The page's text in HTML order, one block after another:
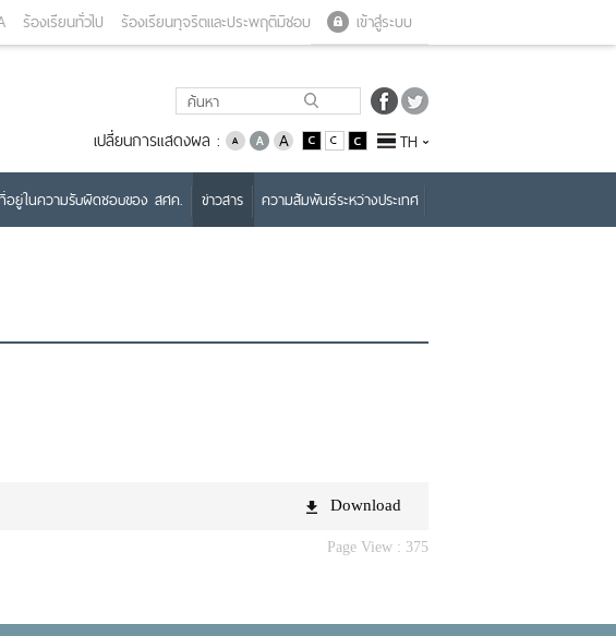
เข้าสู่ระบบ
ร้องเรียนทั่วไป ร้องเรียนทุจริตและประพฤติมิชอบ
เปลี่ยนการแสดงผล : TH
อยู่ในความรับผิดชอบของ สศค. ข่าวสาร ความสัมพันธ์ระหว่างประเทศ
Download
Page View : 375